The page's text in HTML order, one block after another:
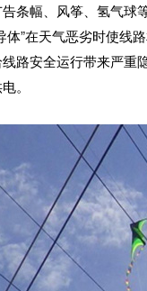
条幅、风筝、氢气球
体”在天气恶劣时使线
路安全运行带来严重
。